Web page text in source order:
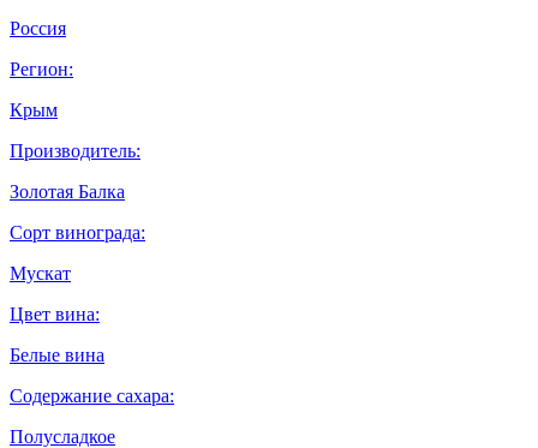
Россия
Регион:
Крым
Производитель:
Золотая Балка
Сорт винограда:
Мускат
Цвет вина:
Белые вина
Содержание сахара:
Полусладкое